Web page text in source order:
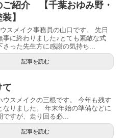
ご紹介 【千葉おゆみ野・
】
スメイク事務員の山口です。 先日
事に終わりました♪とても素敵な式
った先生方に感謝の気持ち...
記事を読む
て
ウスメイクの三根です。 今年も残す
なりました。 年末年始の準備などに
すが、走り回る必...
記事を読む